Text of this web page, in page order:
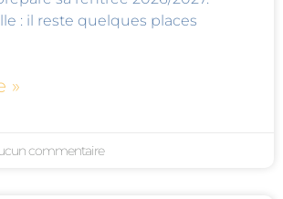
: il reste quelques places
»
commentaire